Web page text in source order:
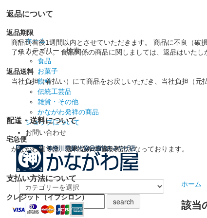
ホーム
カテゴリー・検索
食品
お菓子
飲料
伝統工芸品
雑貨・その他
かながわ発祥の商品
ショップについて
お問い合わせ
ホーム
該当
返品について
返品期限
商品到着後1週間以内とさせていただきます。 商品に不良（
了承ください。 食品関係の商品に関しましては、返品はいたし
返品送料
当社負担（着払い）にて商品をお戻しいただき、当社負担（元
配送・送料について
宅急便
かながわ屋では、送料込みの値段表記となっております。
支払い方法について
クレジット（イプシロン）